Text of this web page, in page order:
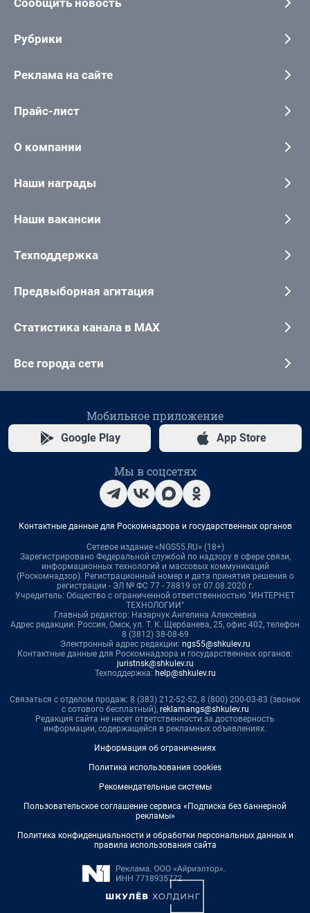
Сообщить новость
Рубрики
Реклама на сайте
Прайс-лист
О компании
Наши награды
Наши вакансии
Техподдержка
Предвыборная агитация
Статистика канала в MAX
Все города сети
Мобильное приложение
Google Play App Store
Мы в соцсетях
Контактные данные для Роскомнадзора и государственных органов
Сетевое издание «NGS55.RU» (18+)
Зарегистрировано Федеральной службой по надзору в сфере связи,
информационных технологий и массовых коммуникаций
(Роскомнадзор). Регистрационный номер и дата принятия решения о
регистрации - ЭЛ № ФС 77 - 78819 от 07.08.2020 г.
Учредитель: Общество с ограниченной ответственностью "ИНТЕРНЕТ
ТЕХНОЛОГИИ"
Главный редактор: Назарчук Ангелина Алексеевна
Адрес редакции: Россия, Омск, ул. Т. К. Щербанева, 25, офис 402, телефон
8 (3812) 38-08-69
Электронный адрес редакции: ngs55@shkulev.ru
Контактные данные для Роскомнадзора и государственных органов:
juristnsk@shkulev.ru
Техподдержка: help@shkulev.ru
Связаться с отделом продаж: 8 (383) 212-52-52, 8 (800) 200-03-83 (звонок
с сотового бесплатный), reklamangs@shkulev.ru
Редакция сайта не несет ответственности за достоверность
информации, содержащейся в рекламных объявлениях.
Информация об ограничениях
Политика использования cookies
Рекомендательные системы
Пользовательское соглашение сервиса «Подписка без баннерной
рекламы»
Политика конфиденциальности и обработки персональных данных и
правила использования сайта